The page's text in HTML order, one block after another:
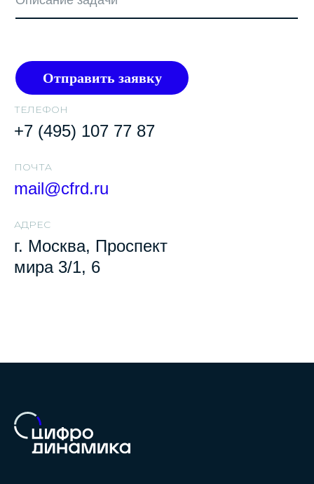
ТЕЛЕФОН
ПОЧТA
АДРЕС
+7 (495) 107 77 87
mail@cfrd.ru
г. Москва, Проспект
мира 3/1, 6
Отправить заявку